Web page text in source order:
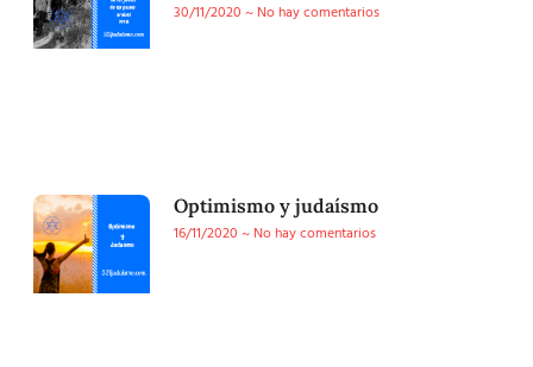
30/11/2020
No hay comentarios
Optimismo y judaísmo
16/11/2020
No hay comentarios